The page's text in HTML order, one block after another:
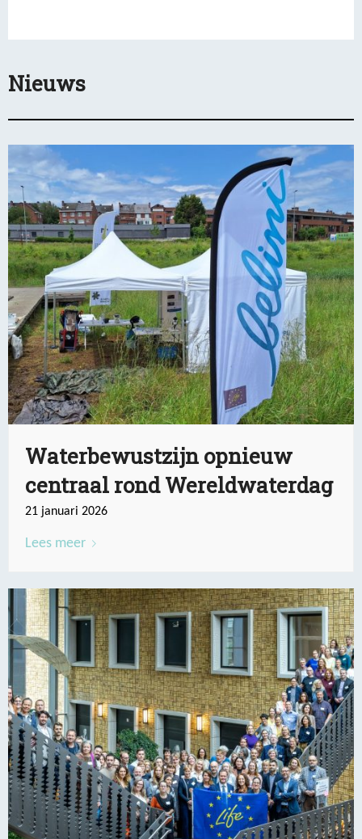
Nieuws
Waterbewustzijn opnieuw
centraal rond Wereldwaterdag
21 januari 2026
Lees meer